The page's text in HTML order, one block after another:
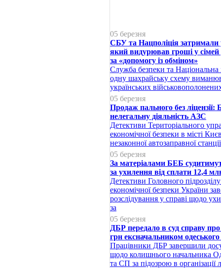
05 березня
СБУ та Нацполіція
який видурював гроші у сімей
за «допомогу із обміном»
Служба безпеки та Національна
одну шахрайську схему
українських
05 березня
Продаж пального без
нелегальну діяльність АЗС
Детективи Територіального
економічної безпеки в місті
незаконної автозаправної
05 березня
За матеріалами БЕБ
за ухилення від сплати 12,4
Детективи Головного
економічної безпеки України
розслідування у справі щодо
за
05 березня
ДБР передало в суд справу
грн ексначальником
Працівники ДБР завершили
щодо колишнього начальника
та СП за підозрою в організації